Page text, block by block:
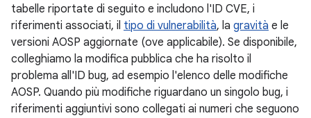
tabelle riportate di seguito e includono l'ID CVE, i
riferimenti associati, il tipo di vulnerabilità, la gravità e le
versioni AOSP aggiornate (ove applicabile). Se disponibile,
colleghiamo la modifica pubblica che ha risolto il
problema all'ID bug, ad esempio l'elenco delle modifiche
AOSP. Quando più modifiche riguardano un singolo bug, i
riferimenti aggiuntivi sono collegati ai numeri che seguono